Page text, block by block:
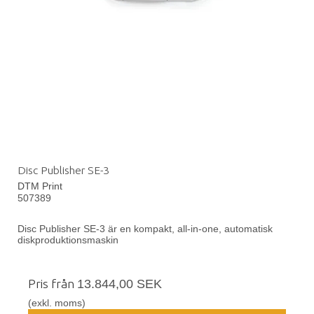
Disc Publisher SE-3
DTM Print
507389
Disc Publisher SE-3 är en kompakt, all-in-one, automatisk
diskproduktionsmaskin
Pris från 13.844,00 SEK
(exkl. moms)